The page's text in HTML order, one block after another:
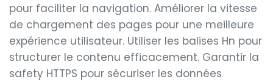
pour faciliter la navigation. Améliorer la vitesse
de chargement des pages pour une meilleure
expérience utilisateur. Utiliser les balises Hn pour
structurer le contenu efficacement. Garantir la
safety HTTPS pour sécuriser les données